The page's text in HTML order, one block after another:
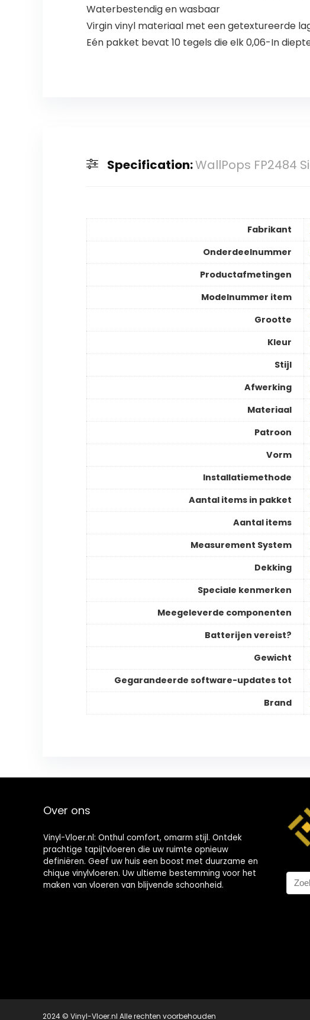
Waterbestendig en wasbaar
Virgin vinyl materiaal met een getextureerde
Eén pakket bevat 10 tegels die elk 0,06-In
Specification:WallPops FP2484
Fabrikant
Onderdeelnummer
Productafmetingen
Modelnummer item
Grootte
Kleur
Stijl
Afwerking
Materiaal
Patroon
Vorm
Installatiemethode
Aantal items in pakket
Aantal items
Measurement System
Dekking
Speciale kenmerken
Meegeleverde componenten
Batterijen vereist?
Gewicht
Gegarandeerde software-updates tot
Brand
Over ons
Vinyl-Vloer.nl: Onthul comfort, omarm stijl. Ontdek
prachtige tapijtvloeren die uw ruimte opnieuw
definiëren. Geef uw huis een boost met duurzame en
chique vinylvloeren. Uw ultieme bestemming voor het
maken van vloeren van blijvende schoonheid.
2024 © Vinyl-Vloer.nl Alle rechten voorbehouden